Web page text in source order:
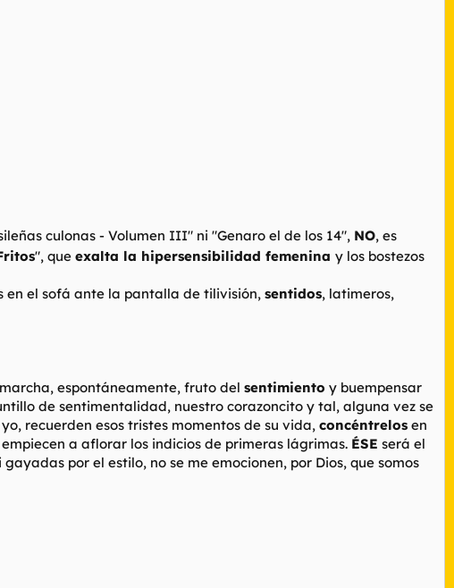
culonas - Volumen III" ni "Genaro el de los 14", NO, es
", que exalta la hipersensibilidad femenina y los bostezos
en el sofá ante la pantalla de tilivisión, sentidos, latimeros,
espontáneamente, fruto del sentimiento y buempensar
de sentimentalidad, nuestro corazoncito y tal, alguna vez se
recuerden esos tristes momentos de su vida, concéntrelos en
a aflorar los indicios de primeras lágrimas. ÉSE será el
por el estilo, no se me emocionen, por Dios, que somos